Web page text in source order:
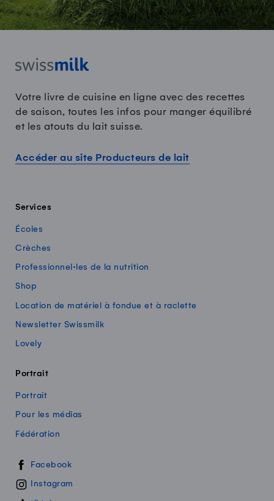
Votre livre de cuisine en ligne avec des recettes
de saison, toutes les infos pour manger équilibré
et les atouts du lait suisse.
Accéder au site Producteurs de lait
Services
Écoles
Crèches
Professionnel·les de la nutrition
Shop
Location de matériel à fondue et à raclette
Newsletter Swissmilk
Lovely
Portrait
Portrait
Pour les médias
Fédération
Swissmilk sur les réseaux sociaux
Facebook
Instagram